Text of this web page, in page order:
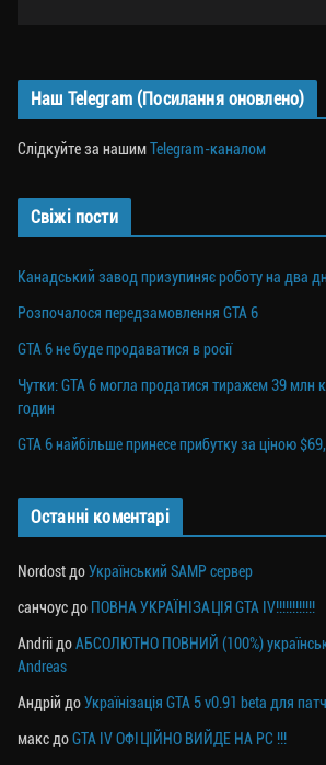
Наш Telegram (Посилання оновлено)
Слідкуйте за нашимTelegram-каналом
Свіжі пости
Канадський завод призупиняє роботу на два
Розпочалося передзамовлення GTA 6
GTA 6 не буде продаватися в росії
Чутки: GTA 6 могла продатися тиражем 39 млн
годин
GTA 6 найбільше принесе прибутку за ціною
Останні коментарі
Nordost доУкраїнський SAMP сервер
санчоус до ПОВНА УКРАЇНІЗАЦІЯ GTA IV!!!!!!!!!!!!
Andrii доАБСОЛЮТНО ПОВНИЙ (100%)
Andreas
Андрій доУкраїнізація GTA 5 v0.91 beta для
макс доGTA IV ОФІЦІЙНО ВИЙДЕ НА PC !!!